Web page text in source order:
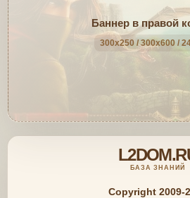
Баннер в правой
300x250 / 300x600 /
БАЗА ЗНАНИЙ
Copyright 2009-